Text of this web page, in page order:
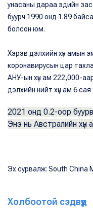
унасаны дараа эдийн
буурч 1990 онд 1.89
болсон юм.
Хэрэв дэлхийн хүн амын
коронавирусын цар
АНУ-ын хүн ам 222,000-
дэлхийн нийт хүн ам 6 сая
2021 онд 0.2-оор
Энэ нь Австралийн хүн
Эх сурвалж: South China
Холбоотой сэдвүүд